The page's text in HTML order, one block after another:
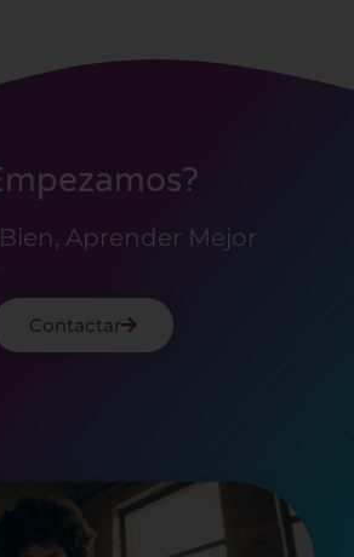
Aprender Mejor
Contactar